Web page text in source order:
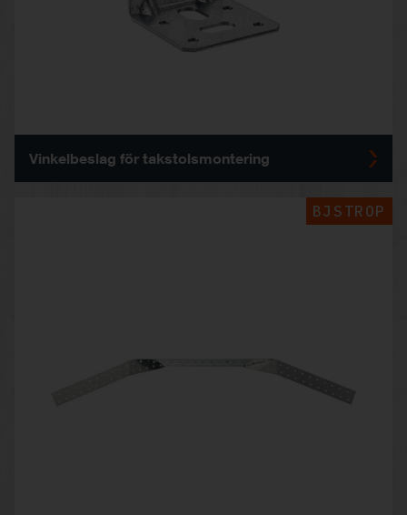
Vinkelbeslag för takstolsmontering
BJSTROP